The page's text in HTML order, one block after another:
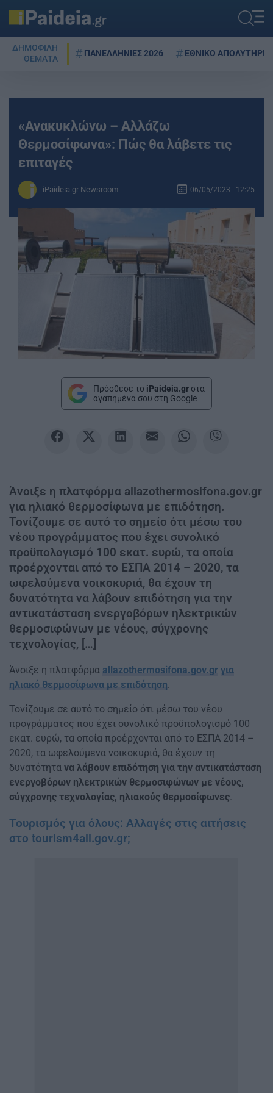
ΔΗΜΟΦΙΛΗ
ΘΕΜΑΤΑ
ΠΑΝΕΛΛΗΝΙΕΣ 2026 ΕΘΝΙΚΟ ΑΠΟΛΥΤΗΡΙΟ
«Ανακυκλώνω – Αλλάζω
Θερμοσίφωνα»: Πώς θα λάβετε τις
επιταγές
iPaideia.gr Newsroom 06/05/2023 - 12:25
Πρόσθεσε το iPaideia.gr στα
αγαπημένα σου στη Google
Άνοιξε η πλατφόρμα allazothermosifona.gov.gr
για ηλιακό θερμοσίφωνα με επιδότηση.
Τονίζουμε σε αυτό το σημείο ότι μέσω του
νέου προγράμματος που έχει συνολικό
προϋπολογισμό 100 εκατ. ευρώ, τα οποία
προέρχονται από το ΕΣΠΑ 2014 – 2020, τα
ωφελούμενα νοικοκυριά, θα έχουν τη
δυνατότητα να λάβουν επιδότηση για την
αντικατάσταση ενεργοβόρων ηλεκτρικών
θερμοσιφώνων με νέους, σύγχρονης
τεχνολογίας, […]
Άνοιξε η πλατφόρμα allazothermosifona.gov.gr για
ηλιακό θερμοσίφωνα με επιδότηση.
Τονίζουμε σε αυτό το σημείο ότι μέσω του νέου
προγράμματος που έχει συνολικό προϋπολογισμό 100
εκατ. ευρώ, τα οποία προέρχονται από το ΕΣΠΑ 2014 –
2020, τα ωφελούμενα νοικοκυριά, θα έχουν τη
δυνατότητα να λάβουν επιδότηση για την αντικατάσταση
ενεργοβόρων ηλεκτρικών θερμοσιφώνων με νέους,
σύγχρονης τεχνολογίας, ηλιακούς θερμοσίφωνες.
Τουρισμός για όλους: Αλλαγές στις αιτήσεις
στο tourism4all.gov.gr;